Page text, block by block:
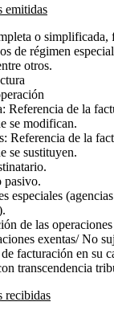
emitidas
o simplificada,
de régimen
otros.
Referencia de la
se modifican.
Referencia de la
se sustituyen.
pasivo.
especiales
de las operaciones
exentas/ No
facturación en su
transcendencia
recibidas